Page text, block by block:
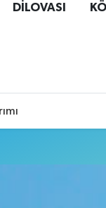
DİLOVASI